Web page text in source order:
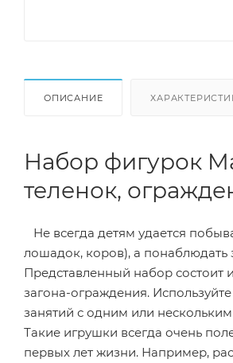
ОПИСАНИЕ
Набор фигурок
теленок,
Не всегда детям удается
лошадок, коров), а понаблюдать
Представленный набор
загона-ограждения.
занятий с одним или
Такие игрушки всегда очень
первых лет жизни. Например,